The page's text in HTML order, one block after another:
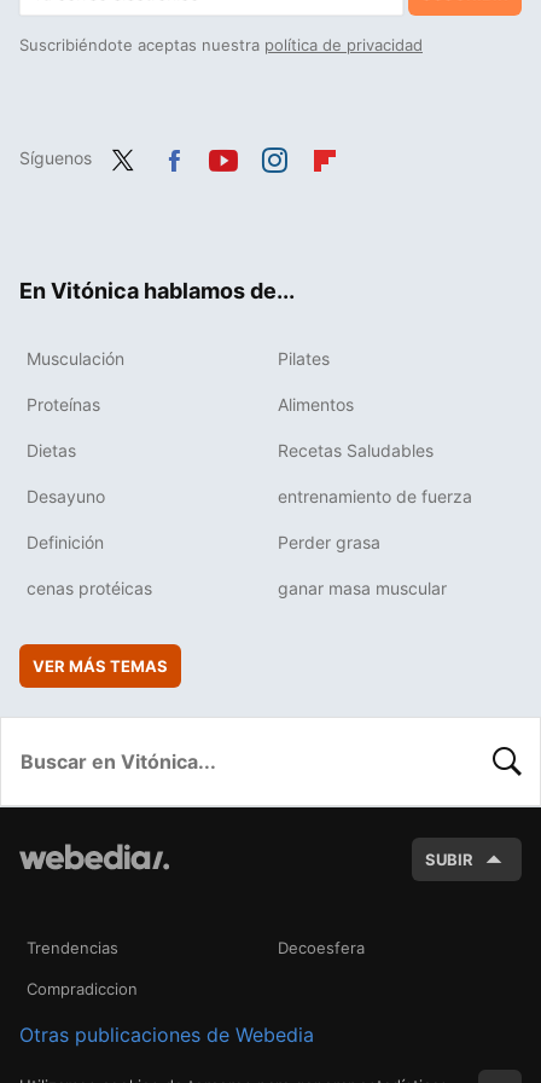
Suscribiéndote aceptas nuestra política de privacidad
Síguenos
En Vitónica hablamos de...
Musculación Pilates
Proteínas Alimentos
Dietas Recetas Saludables
Desayuno entrenamiento de fuerza
Definición Perder grasa
cenas protéicas ganar masa muscular
VER MÁS TEMAS
SUBIR
Trendencias Decoesfera
Compradiccion
Otras publicaciones de Webedia